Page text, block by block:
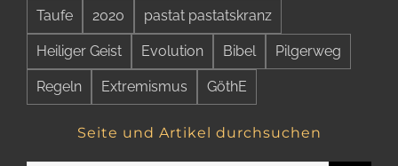
Taufe 2020 pastat pastatskranz
Heiliger Geist Evolution Bibel Pilgerweg
Regeln Extremismus GöthE
Seite und Artikel durchsuchen